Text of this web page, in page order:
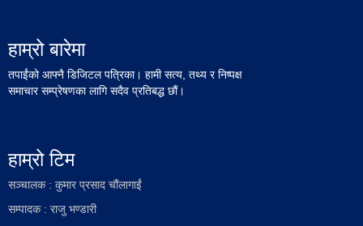
हाम्रो बारेमा
तपाईंको आफ्नै डिजिटल पत्रिका। हामी सत्य, तथ्य र निष्पक्ष
समाचार सम्प्रेषणका लागि सदैव प्रतिबद्ध छौं।
हाम्रो टिम
सञ्चालक : कुमार प्रसाद चौंलागाईं
सम्पादक : राजु भण्डारी